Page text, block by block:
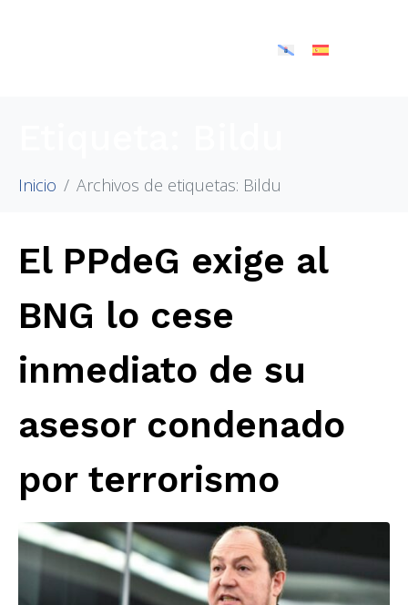
Inicio Archivos de etiquetas: Bildu
El PPdeG exige al
BNG lo cese
inmediato de su
asesor condenado
por terrorismo